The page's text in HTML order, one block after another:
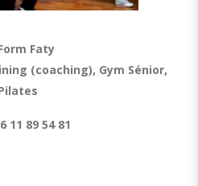
Faty
(coaching), Gym Sénior,
11 89 54 81